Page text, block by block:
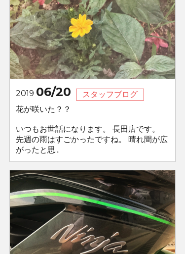
2019 06/20
スタッフブログ
花が咲いた？？
いつもお世話になります。 長田店です。
先週の雨はすごかったですね。 晴れ間が広
がったと思...